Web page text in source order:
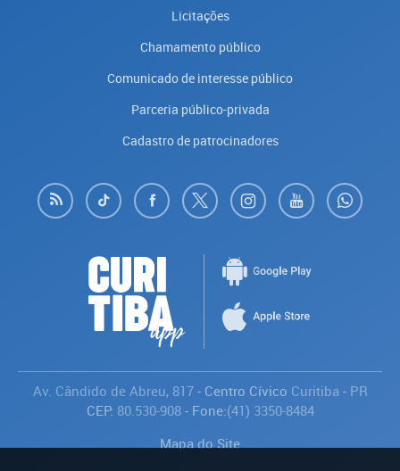
Licitações
Chamamento público
Comunicado de interesse público
Parceria público-privada
Cadastro de patrocinadores
Av. Cândido de Abreu, 817- Centro Cívico Curitiba - PR
CEP: 80.530-908- Fone:(41) 3350-8484
Mapa do Site